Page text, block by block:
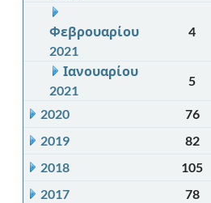
Φεβρουαρίου
2021
4
Ιανουαρίου
2021
5
2020 76
2019
82
2018
105
2017
78